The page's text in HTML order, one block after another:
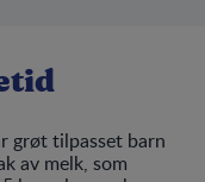
grøt tilpasset barn
av melk, som